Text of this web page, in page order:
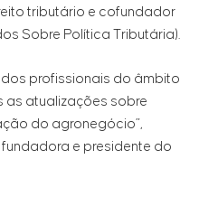
tributário e cofundador
Sobre Política Tributária).
profissionais do âmbito
atualizações sobre
do agronegócio”,
e presidente do